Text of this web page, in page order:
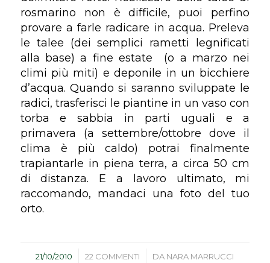
rosmarino non è difficile, puoi perfino
provare a farle radicare in acqua. Preleva
le talee (dei semplici rametti legnificati
alla base) a fine estate (o a marzo nei
climi più miti) e deponile in un bicchiere
d’acqua. Quando si saranno sviluppate le
radici, trasferisci le piantine in un vaso con
torba e sabbia in parti uguali e a
primavera (a settembre/ottobre dove il
clima è più caldo) potrai finalmente
trapiantarle in piena terra, a circa 50 cm
di distanza. E a lavoro ultimato, mi
raccomando, mandaci una foto del tuo
orto.
21/10/2010
/ 22 COMMENTI
/ DA NARA MARRUCCI